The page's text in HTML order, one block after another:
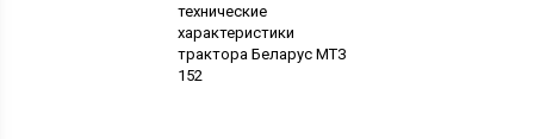
технические
характеристики
трактора Беларус МТЗ
152